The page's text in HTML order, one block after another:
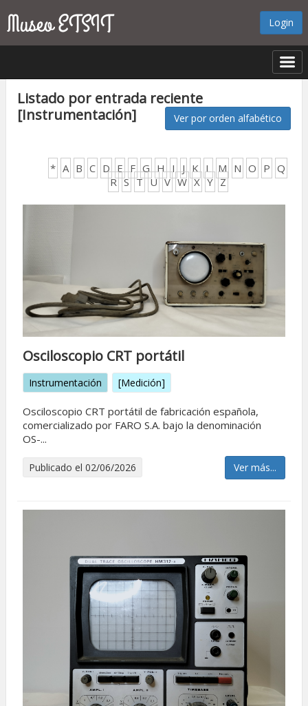
Login
Listado por entrada reciente
[Instrumentación]
Ver por orden alfabético
* A B C D E F G H I J K L M N O P Q
R S T U V W X Y Z
Osciloscopio CRT portátil
Instrumentación [Medición]
Osciloscopio CRT portátil de fabricación española,
comercializado por FARO S.A. bajo la denominación
OS-...
Publicado el 02/06/2026 Ver más...